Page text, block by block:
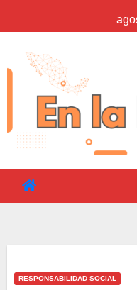
al
contenido
RESPONSABILIDAD SOCIAL